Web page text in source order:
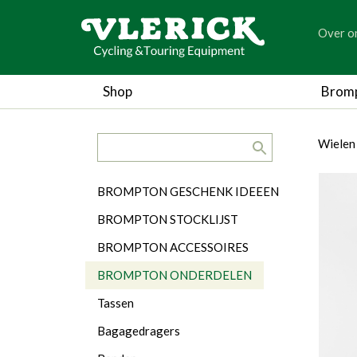
Over
Shop
Wielen
Categorieën
BROMPTON GESCHENK IDEEEN
BROMPTON STOCKLIJST
BROMPTON ACCESSOIRES
BROMPTON ONDERDELEN
Tassen
Bagagedragers